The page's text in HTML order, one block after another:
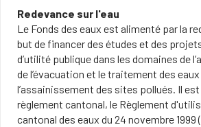
Redevance sur l'eau
Le Fonds des eaux est alimenté par la
but de financer des études et des
d’utilité publique dans les domaines de
de l’évacuation et le traitement des
l’assainissement des sites pollués. Il est
règlement cantonal, le Règlement
cantonal des eaux du 24 novembre 1999